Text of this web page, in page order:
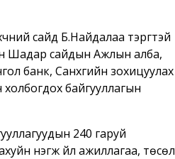
сайд Б.Найдалаа тэргүүтэй
Шадар сайдын Ажлын алба,
банк, Санхүүгийн зохицуулах
байгууллагын
240 гаруй
нэгж үйл ажиллагаа, төсөл